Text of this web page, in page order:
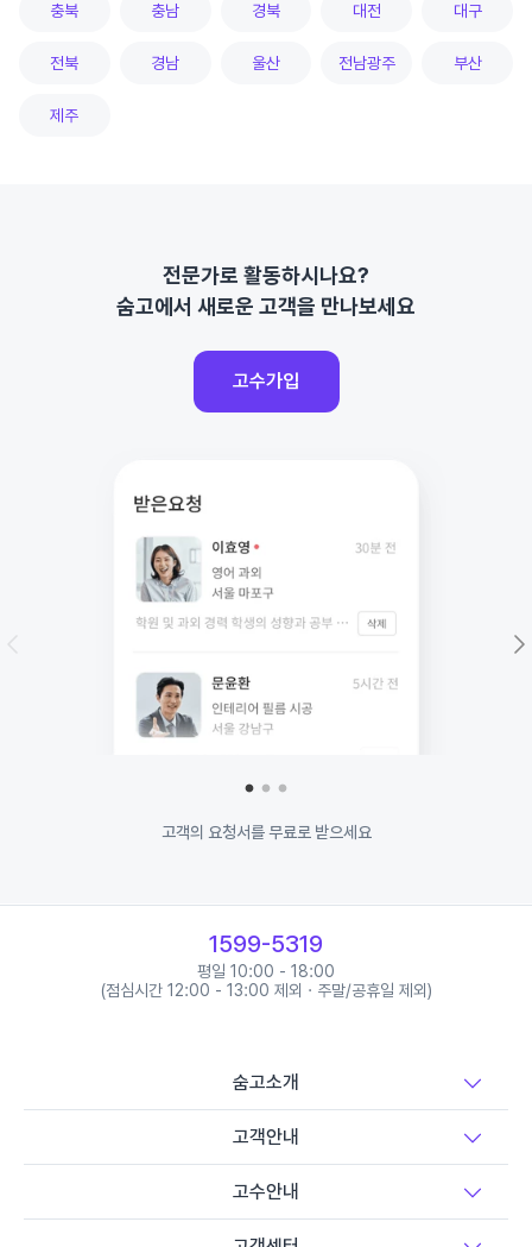
충북 충남 경북 대전 대구
전북 경남 울산 전남광주 부산
제주
전문가로 활동하시나요?
숨고에서 새로운 고객을 만나보세요
고수가입
고객의 요청서를 무료로 받으세요
1599-5319
평일 10:00 - 18:00
(점심시간 12:00 - 13:00 제외 · 주말/공휴일 제외)
숨고소개
고객안내
고수안내